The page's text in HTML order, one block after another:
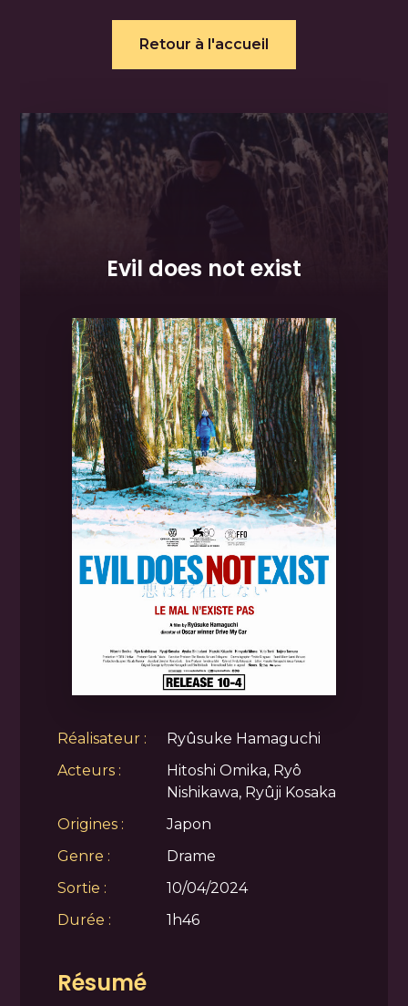
Retour à l'accueil
Evil does not exist
Réalisateur :
Ryûsuke Hamaguchi
Acteurs :
Hitoshi Omika, Ryô
Nishikawa, Ryûji Kosaka
Origines :
Japon
Genre :
Drame
Sortie :
10/04/2024
Durée :
1h46
Résumé